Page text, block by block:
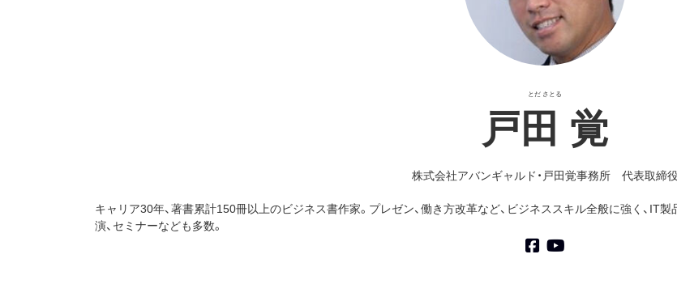
とだ さとる
戸田 覚
株式会社アバンギャルド・戸田覚事務所 代表取締
キャリア30年、著書累計150冊以上のビジネス書作家。プレゼン、働き方改革など、ビジネススキル全般に強く、IT
演、セミナーなども多数。